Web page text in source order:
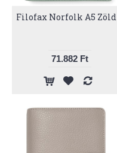
Filofax Norfolk A5 Zöld
71.882 Ft